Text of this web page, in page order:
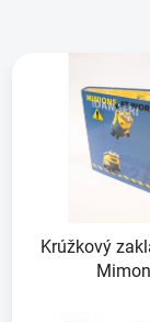
Krúžkový